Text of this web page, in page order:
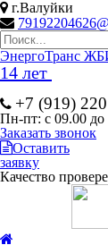
г.Валуйки
ЭнергоТранс
14 лет
+7 (919)
Пн-пт: с 09.00 до
Заказать звонок
Оставить
заявку
Качество